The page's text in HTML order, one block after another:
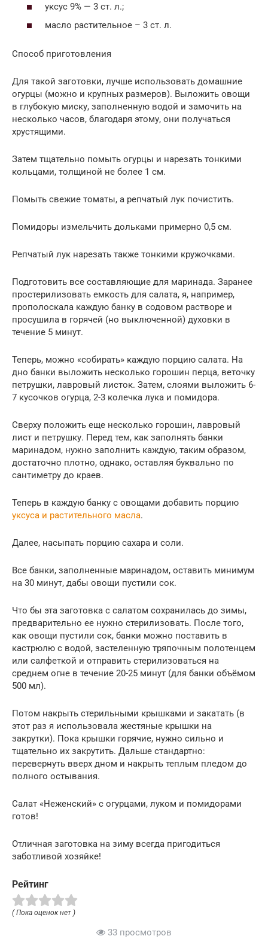
уксус 9% — 3 ст. л.;
масло растительное – 3 ст. л.
Способ приготовления
Для такой заготовки, лучше использовать домашние
огурцы (можно и крупных размеров). Выложить овощи
в глубокую миску, заполненную водой и замочить на
несколько часов, благодаря этому, они получаться
хрустящими.
Затем тщательно помыть огурцы и нарезать тонкими
кольцами, толщиной не более 1 см.
Помыть свежие томаты, а репчатый лук почистить.
Помидоры измельчить дольками примерно 0,5 см.
Репчатый лук нарезать также тонкими кружочками.
Подготовить все составляющие для маринада. Заранее
простерилизовать емкость для салата, я, например,
прополоскала каждую банку в содовом растворе и
просушила в горячей (но выключенной) духовки в
течение 5 минут.
Теперь, можно «собирать» каждую порцию салата. На
дно банки выложить несколько горошин перца, веточку
петрушки, лавровый листок. Затем, слоями выложить 6-
7 кусочков огурца, 2-3 колечка лука и помидора.
Сверху положить еще несколько горошин, лавровый
лист и петрушку. Перед тем, как заполнять банки
маринадом, нужно заполнить каждую, таким образом,
достаточно плотно, однако, оставляя буквально по
сантиметру до краев.
Теперь в каждую банку с овощами добавить порцию
уксуса и растительного масла.
Далее, насыпать порцию сахара и соли.
Все банки, заполненные маринадом, оставить минимум
на 30 минут, дабы овощи пустили сок.
Что бы эта заготовка с салатом сохранилась до зимы,
предварительно ее нужно стерилизовать. После того,
как овощи пустили сок, банки можно поставить в
кастрюлю с водой, застеленную тряпочным полотенцем
или салфеткой и отправить стерилизоваться на
среднем огне в течение 20-25 минут (для банки объёмом
500 мл).
Потом накрыть стерильными крышками и закатать (в
этот раз я использовала жестяные крышки на
закрутки). Пока крышки горячие, нужно сильно и
тщательно их закрутить. Дальше стандартно:
перевернуть вверх дном и накрыть теплым пледом до
полного остывания.
Салат «Неженский» с огурцами, луком и помидорами
готов!
Отличная заготовка на зиму всегда пригодиться
заботливой хозяйке!
Рейтинг
( Пока оценок нет )
33 просмотров